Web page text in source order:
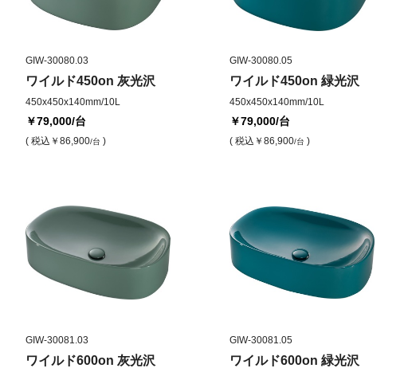
GIW-30080.03
ワイルド450on 灰光沢
450x450x140mm/10L
￥79,000/台
( 税込 ￥86,900/台 )
GIW-30080.05
ワイルド450on 緑光沢
450x450x140mm/10L
￥79,000/台
( 税込 ￥86,900/台 )
GIW-30081.03
ワイルド600on 灰光沢
GIW-30081.05
ワイルド600on 緑光沢